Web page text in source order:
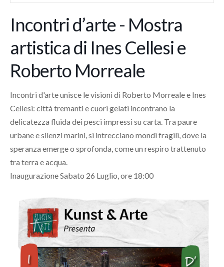
Incontri d’arte - Mostra
artistica di Ines Cellesi e
Roberto Morreale
Incontri d'arte unisce le visioni di Roberto Morreale e Ines
Cellesi: città tremanti e cuori gelati incontrano la
delicatezza fluida dei pesci impressi su carta. Tra paure
urbane e silenzi marini, si intrecciano mondi fragili, dove la
speranza emerge o sprofonda, come un respiro trattenuto
tra terra e acqua.
Inaugurazione Sabato 26 Luglio, ore 18:00